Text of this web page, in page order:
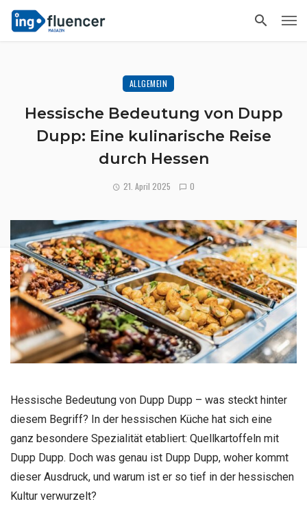
ALLGEMEIN
Hessische Bedeutung von Dupp
Dupp: Eine kulinarische Reise
durch Hessen
21. April 2025 0
Hessische Bedeutung von Dupp Dupp – was steckt hinter
diesem Begriff? In der hessischen Küche hat sich eine
ganz besondere Spezialität etabliert: Quellkartoffeln mit
Dupp Dupp. Doch was genau ist Dupp Dupp, woher kommt
dieser Ausdruck, und warum ist er so tief in der hessischen
Kultur verwurzelt?